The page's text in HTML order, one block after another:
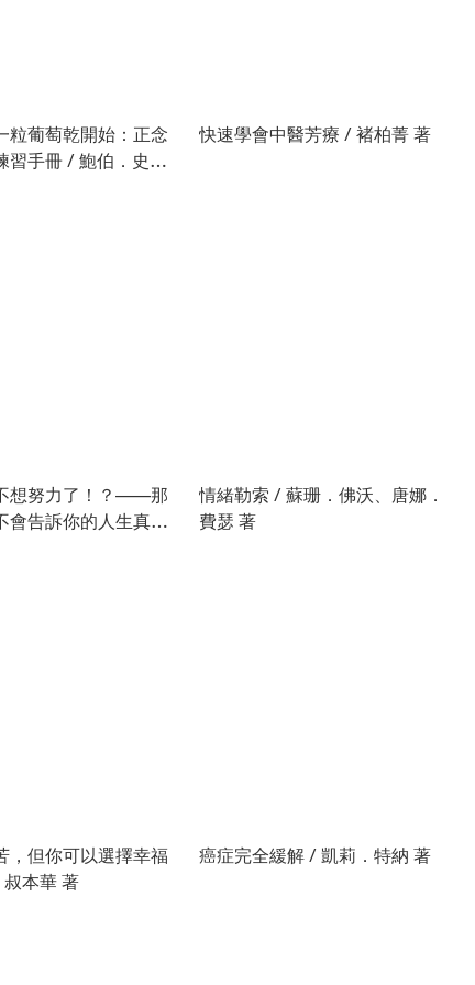
粒葡萄乾開始：正念
習手冊 / 鮑伯．史鐸
快速學會中醫芳療 / 褚柏菁 著
想努力了！？——那
會告訴你的人生真相
情緒勒索 / 蘇珊．佛沃、唐娜．
費瑟 著
，但你可以選擇幸福
本華 著
癌症完全緩解 / 凱莉．特納 著